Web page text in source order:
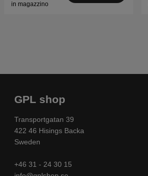
in magazzino
GPL shop
Transportgatan 39
422 46 Hisings Backa
Sweden
+46 31 - 24 30 15